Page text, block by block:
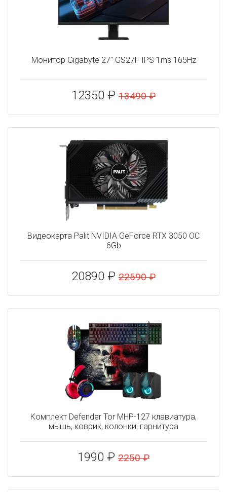
Монитор Gigabyte 27" GS27F IPS 1ms 165Hz
12350 ₽ 13490 ₽
Видеокарта Palit NVIDIA GeForce RTX 3050 OC
6Gb
20890 ₽ 22590 ₽
Комплект Defender Tor MHP-127 клавиатура,
мышь, коврик, колонки, гарнитура
1990 ₽ 2250 ₽